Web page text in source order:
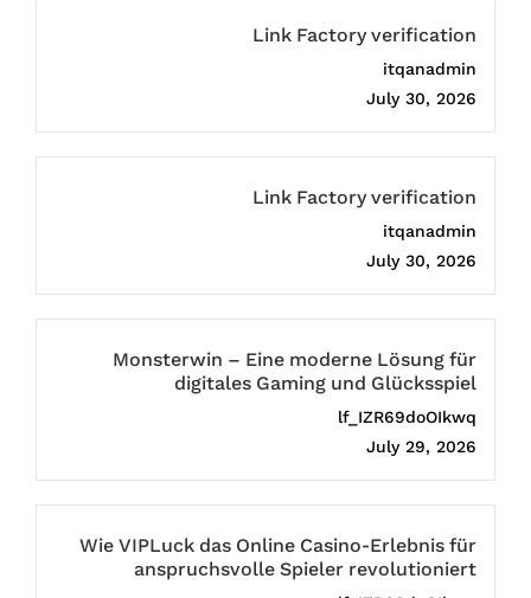
Link Factory verification
itqanadmin
July 30, 2026
Link Factory verification
itqanadmin
July 30, 2026
Monsterwin – Eine moderne Lösung für
digitales Gaming und Glücksspiel
lf_IZR69doOIkwq
July 29, 2026
Wie VIPLuck das Online Casino-Erlebnis für
anspruchsvolle Spieler revolutioniert